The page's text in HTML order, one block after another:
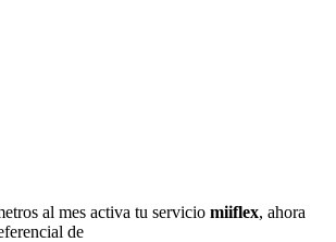
al mes activa tu servicio miiflex, ahora
de